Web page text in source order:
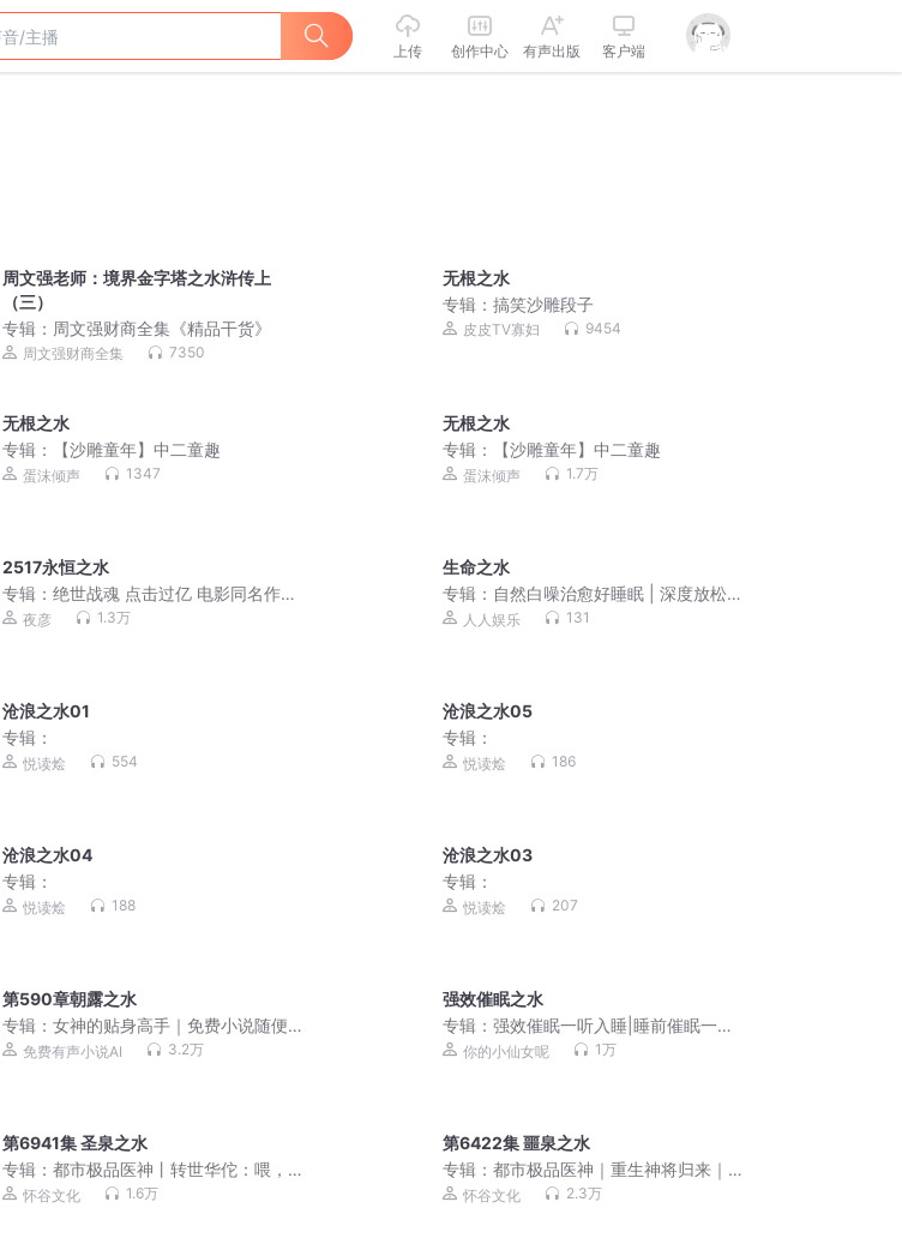
上传 创作中心 有声出版 客户端
周文强老师：境界金字塔之水浒传上
（三）
专辑： 周文强财商全集《精品干货》
周文强财商全集 7350
无根之水
专辑：搞笑沙雕段子
皮皮TV寡妇 9454
无根之水
专辑：
【沙雕童年】中二童趣
蛋沫倾声 1347
无根之水
专辑：
【沙雕童年】中二童趣
蛋沫倾声 1.7万
2517永恒之水
专辑：绝世战魂 点击过亿 电影同名作品
双播VIP免费
夜彦 1.3万
生命之水
专辑： 自然白噪治愈好睡眠 | 深度放松
一夜好眠
人人娱乐 131
沧浪之水01
专辑：
悦读烩 554
沧浪之水05
专辑：
悦读烩 186
沧浪之水04
专辑：
悦读烩 188
沧浪之水03
专辑：
悦读烩 207
第590章朝露之水
专辑：女神的贴身高手｜免费小说随便
听｜美女爽文
免费有声小说AI 3.2万
强效催眠之水
专辑：强效催眠一听入睡|睡前催眠一听
就困|快速入睡
你的小仙女呢 1万
第6941集 圣泉之水
专辑：都市极品医神丨转世华佗：喂，
就你小子叫叶辰啊？
怀谷文化 1.6万
第6422集 噩泉之水
专辑：都市极品医神｜重生神将归来｜
叶辰夏若雪｜VIP免费
怀谷文化 2.3万